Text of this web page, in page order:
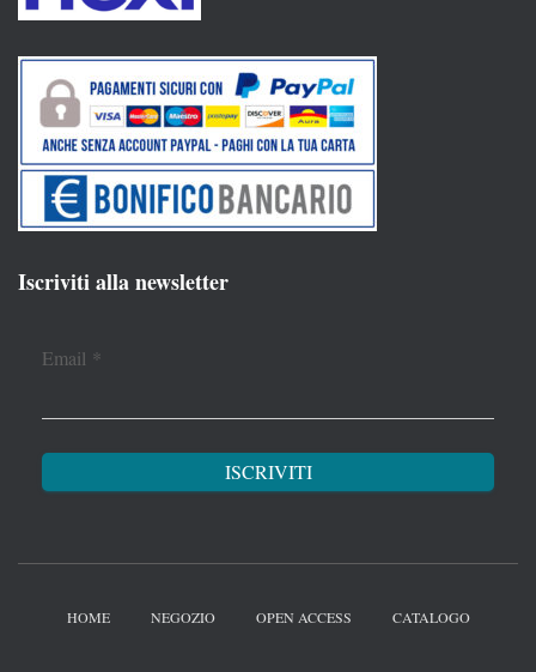
Iscriviti alla newsletter
Email *
HOME NEGOZIO OPEN ACCESS CATALOGO